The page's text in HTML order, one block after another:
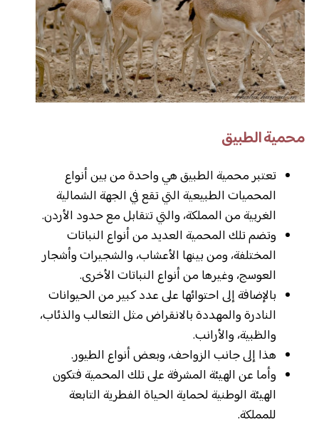
محمية الطبيق
تعتبر محمية الطبيق هي واحدة من بين أنواع
المحميات الطبيعية التي تقع في الجهة الشمالية
الغربية من المملكة، والتي تتقابل مع حدود الأردن.
وتضم تلك المحمية العديد من أنواع النباتات
المختلفة، ومن بينها الأعشاب، والشجيرات وأشجار
العوسج، وغيرها من أنواع النباتات الأخرى.
بالإضافة إلى احتوائها على عدد كبير من الحيوانات
النادرة والمهددة بالانقراض مثل الثعالب والذئاب،
والظبية، والأرانب.
هذا إلى جانب الزواحف، وبعض أنواع الطيور.
وأما عن الهيئة المشرفة على تلك المحمية فتكون
الهيئة الوطنية لحماية الحياة الفطرية التابعة
للمملكة.